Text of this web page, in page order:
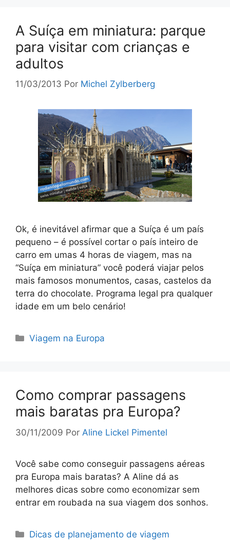
A Suíça em miniatura: parque
para visitar com crianças e
adultos
11/03/2013 Por Michel Zylberberg
Ok, é inevitável afirmar que a Suíça é um país
pequeno – é possível cortar o país inteiro de
carro em umas 4 horas de viagem, mas na
“Suíça em miniatura” você poderá viajar pelos
mais famosos monumentos, casas, castelos da
terra do chocolate. Programa legal pra qualquer
idade em um belo cenário!
Categorias
Viagem na Europa
Como comprar passagens
mais baratas pra Europa?
30/11/2009 Por Aline Lickel Pimentel
Você sabe como conseguir passagens aéreas
pra Europa mais baratas? A Aline dá as
melhores dicas sobre como economizar sem
entrar em roubada na sua viagem dos sonhos.
Categorias
Dicas de planejamento de viagem